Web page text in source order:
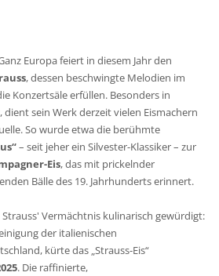
Europa feiert in diesem Jahr den
, dessen beschwingte Melodien im
Konzertsäle erfüllen. Besonders in
sein Werk derzeit vielen Eismachern
So wurde etwa die berühmte
– seit jeher ein Silvester-Klassiker – zur
Eis, das mit prickelnder
Bälle des 19. Jahrhunderts erinnert.
Vermächtnis kulinarisch gewürdigt:
der italienischen
kürte das „Strauss-Eis“
. Die raffinierte,